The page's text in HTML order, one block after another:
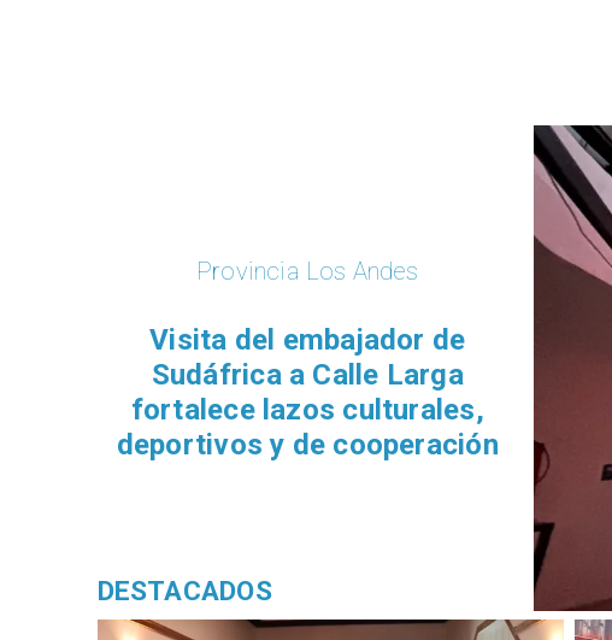
Provincia Los Andes
​Visita del embajador de
Sudáfrica a Calle Larga
fortalece lazos culturales,
deportivos y de cooperación
DESTACADOS